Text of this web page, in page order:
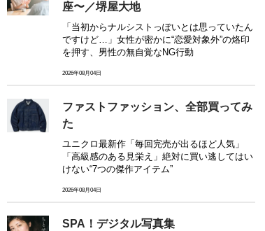
座〜／堺屋大地
「当初からナルシストっぽいとは思っていたん
ですけど…」女性が密かに“恋愛対象外”の烙印
を押す、男性の無自覚なNG行動
2026年08月04日
ファストファッション、全部買ってみ
た
ユニクロ最新作「毎回完売が出るほど人気」
「高級感のある見栄え」絶対に買い逃してはい
けない“7つの傑作アイテム”
2026年08月04日
SPA！デジタル写真集